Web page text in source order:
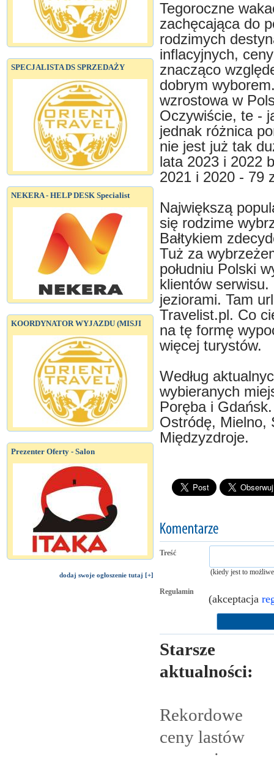
SPECJALISTA DS SPRZEDAŻY
NEKERA - HELP DESK Specialist
KOORDYNATOR WYJAZDU (MISJI
Prezenter Oferty - Salon
dodaj swoje ogłoszenie tutaj [+]
Tegoroczne
zachęcająca do
rodzimych
inflacyjnych,
znacząco
dobrym
wzrostowa w
Oczywiście, te -
jednak różnica
nie jest już tak
lata 2023 i 2022
2021 i 2020 - 79
Największą
się rodzime
Bałtykiem
Tuż za
południu Polski
klientów
jeziorami. Tam
Travelist.pl. Co
na tę formę
więcej turystów.
Według
wybieranych
Poręba i
Ostródę, Mielno,
Międzyzdroje.
Treść
(kiedy jest to
Regulamin
(akceptacja
Starsze
aktualności:
Rekordowe
ceny lastów